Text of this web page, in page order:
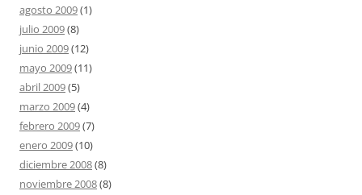
agosto 2009(1)
julio 2009(8)
junio 2009(12)
mayo 2009(11)
abril 2009(5)
marzo 2009(4)
febrero 2009(7)
enero 2009(10)
diciembre 2008(8)
noviembre 2008(8)